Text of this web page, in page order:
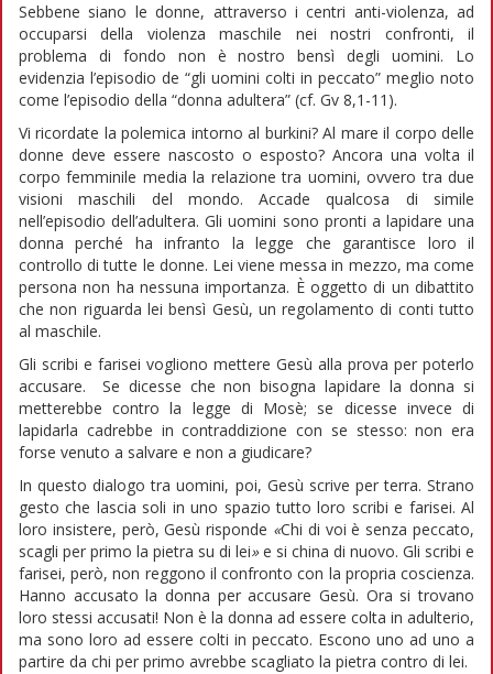
Sebbene siano le donne, attraverso i centri anti-violenza, ad
occuparsi della violenza maschile nei nostri confronti, il
problema di fondo non è nostro bensì degli uomini. Lo
evidenzia l’episodio de “gli uomini colti in peccato” meglio noto
come l’episodio della “donna adultera” (cf. Gv 8,1-11).
Vi ricordate la polemica intorno al burkini? Al mare il corpo delle
donne deve essere nascosto o esposto? Ancora una volta il
corpo femminile media la relazione tra uomini, ovvero tra due
visioni maschili del mondo. Accade qualcosa di simile
nell’episodio dell’adultera. Gli uomini sono pronti a lapidare una
donna perché ha infranto la legge che garantisce loro il
controllo di tutte le donne. Lei viene messa in mezzo, ma come
persona non ha nessuna importanza. È oggetto di un dibattito
che non riguarda lei bensì Gesù, un regolamento di conti tutto
al maschile.
Gli scribi e farisei vogliono mettere Gesù alla prova per poterlo
accusare. Se dicesse che non bisogna lapidare la donna si
metterebbe contro la legge di Mosè; se dicesse invece di
lapidarla cadrebbe in contraddizione con se stesso: non era
forse venuto a salvare e non a giudicare?
In questo dialogo tra uomini, poi, Gesù scrive per terra. Strano
gesto che lascia soli in uno spazio tutto loro scribi e farisei. Al
loro insistere, però, Gesù risponde «Chi di voi è senza peccato,
scagli per primo la pietra su di lei»e si china di nuovo. Gli scribi e
farisei, però, non reggono il confronto con la propria coscienza.
Hanno accusato la donna per accusare Gesù. Ora si trovano
loro stessi accusati! Non è la donna ad essere colta in adulterio,
ma sono loro ad essere colti in peccato. Escono uno ad uno a
partire da chi per primo avrebbe scagliato la pietra contro di lei.